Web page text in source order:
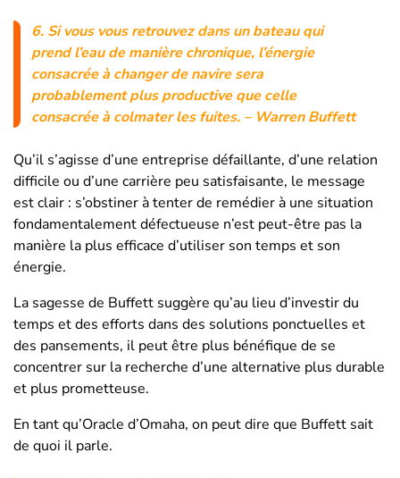
6. Si vous vous retrouvez dans un bateau qui
prend l’eau de manière chronique, l’énergie
consacrée à changer de navire sera
probablement plus productive que celle
consacrée à colmater les fuites. – Warren Buffett
Qu’il s’agisse d’une entreprise défaillante, d’une relation
difficile ou d’une carrière peu satisfaisante, le message
est clair : s’obstiner à tenter de remédier à une situation
fondamentalement défectueuse n’est peut-être pas la
manière la plus efficace d’utiliser son temps et son
énergie.
La sagesse de Buffett suggère qu’au lieu d’investir du
temps et des efforts dans des solutions ponctuelles et
des pansements, il peut être plus bénéfique de se
concentrer sur la recherche d’une alternative plus durable
et plus prometteuse.
En tant qu’Oracle d’Omaha, on peut dire que Buffett sait
de quoi il parle.